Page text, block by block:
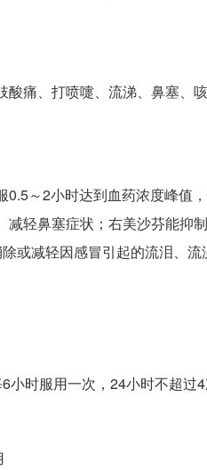
痛、打喷嚏、流涕、鼻塞、咳
～2小时达到血药浓度峰值
轻鼻塞症状；右美沙芬能抑
或减轻因感冒引起的流泪、
时服用一次，24小时不超过4